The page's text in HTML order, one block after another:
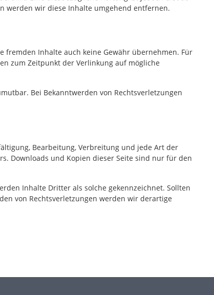
werden wir diese Inhalte umgehend entfernen.
fremden Inhalte auch keine Gewähr übernehmen. Für
zum Zeitpunkt der Verlinkung auf mögliche
Bei Bekanntwerden von Rechtsverletzungen
Bearbeitung, Verbreitung und jede Art der
Downloads und Kopien dieser Seite sind nur für den
Inhalte Dritter als solche gekennzeichnet. Sollten
von Rechtsverletzungen werden wir derartige